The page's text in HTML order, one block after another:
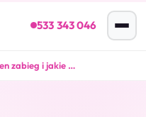
533 343 046
Labioplastyka – czym jest ten zabieg i jakie są jego cele?